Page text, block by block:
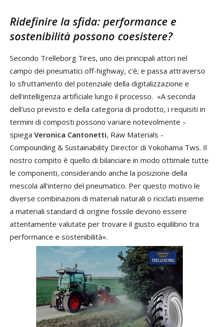
Ridefinire la sfida: performance e
sostenibilità possono coesistere?
Secondo Trelleborg Tires, uno dei principali attori nel
campo dei pneumatici off-highway, c'è; e passa attraverso
lo sfruttamento del potenziale della digitalizzazione e
dell'intelligenza artificiale lungo il processo. «A seconda
dell'uso previsto e della categoria di prodotto, i requisiti in
termini di composti possono variare notevolmente –
spiega Veronica Cantonetti, Raw Materials -
Compounding & Sustainability Director di Yokohama Tws. Il
nostro compito è quello di bilanciare in modo ottimale tutte
le componenti, considerando anche la posizione della
mescola all'interno del pneumatico. Per questo motivo le
diverse combinazioni di materiali naturali o riciclati insieme
a materiali standard di origine fossile devono essere
attentamente valutate per trovare il giusto equilibrio tra
performance e sostenibilità».